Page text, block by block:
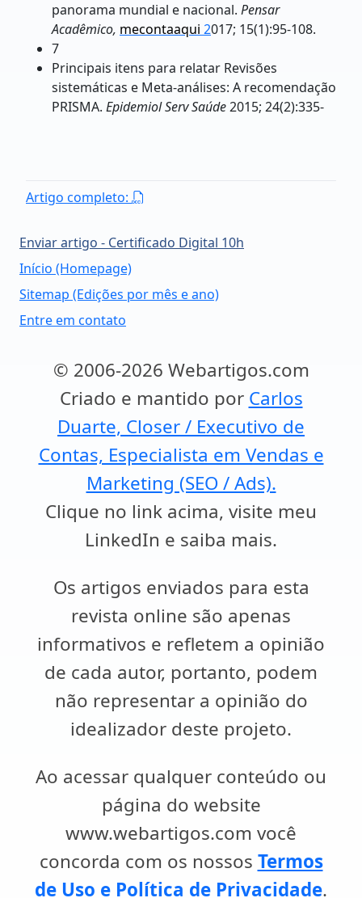
panorama mundial e nacional. Pensar
Acadêmico, mecontaaqui 2017; 15(1):95-108.
7
Principais itens para relatar Revisões
sistemáticas e Meta-análises: A recomendação
PRISMA. Epidemiol Serv Saúde2015; 24(2):335-
Artigo completo:
Enviar artigo - Certificado Digital 10h
Início (Homepage)
Sitemap (Edições por mês e ano)
Entre em contato
© 2006-2026 Webartigos.com
Criado e mantido por Carlos
Duarte, Closer / Executivo de
Contas, Especialista em Vendas e
Marketing (SEO / Ads).
Clique no link acima, visite meu
LinkedIn e saiba mais.
Os artigos enviados para esta
revista online são apenas
informativos e refletem a opinião
de cada autor, portanto, podem
não representar a opinião do
idealizador deste projeto.
Ao acessar qualquer conteúdo ou
página do website
www.webartigos.com você
concorda com os nossos Termos
de Uso e Política de Privacidade.